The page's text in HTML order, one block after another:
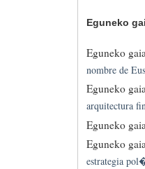
Eguneko
Eguneko
nombre de
Eguneko
arquitectura
Eguneko
Eguneko
estrategia